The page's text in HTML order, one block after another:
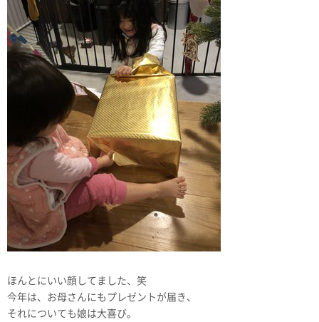
ほんとにいい顔してました、笑
今年は、お母さんにもプレゼントが届き、
それについても娘は大喜び。